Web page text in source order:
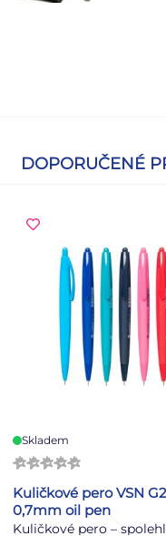
DOPORUČENÉ
Skladem
Kuličkové pero VSN G2
0,7mm oil pen
Kuličkové pero –